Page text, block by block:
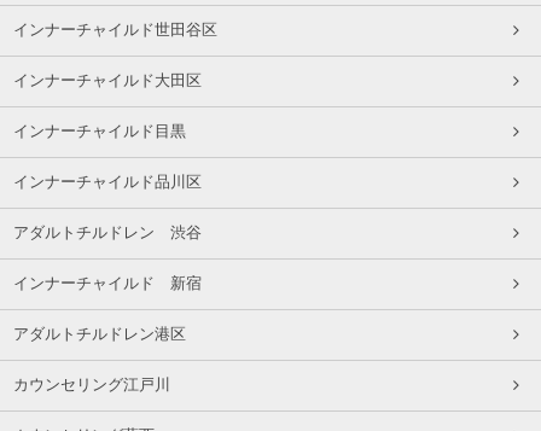
インナーチャイルド世田谷区
インナーチャイルド大田区
インナーチャイルド目黒
インナーチャイルド品川区
アダルトチルドレン 渋谷
インナーチャイルド 新宿
アダルトチルドレン港区
カウンセリング江戸川